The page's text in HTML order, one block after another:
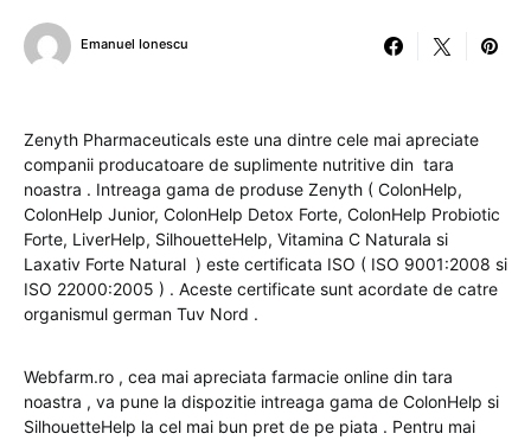
Emanuel Ionescu
Zenyth Pharmaceuticals este una dintre cele mai apreciate
companii producatoare de suplimente nutritive din tara
noastra . Intreaga gama de produse Zenyth ( ColonHelp,
ColonHelp Junior, ColonHelp Detox Forte, ColonHelp Probiotic
Forte, LiverHelp, SilhouetteHelp, Vitamina C Naturala si
Laxativ Forte Natural ) este certificata ISO ( ISO 9001:2008 si
ISO 22000:2005 ) . Aceste certificate sunt acordate de catre
organismul german Tuv Nord .
Webfarm.ro , cea mai apreciata farmacie online din tara
noastra , va pune la dispozitie intreaga gama de ColonHelp si
SilhouetteHelp la cel mai bun pret de pe piata . Pentru mai